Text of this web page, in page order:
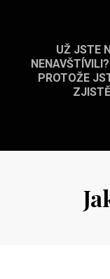
UŽ JSTE
PROTOŽE